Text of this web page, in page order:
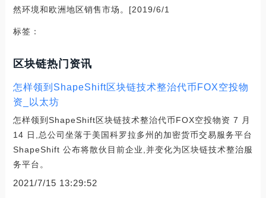
然环境和欧洲地区销售市场。[2019/6/1
标签：
区块链热门资讯
怎样领到ShapeShift区块链技术整治代币FOX空投物
资_以太坊
怎样领到ShapeShift区块链技术整治代币FOX空投物资 7 月
14 日,总公司坐落于美国科罗拉多州的加密货币交易服务平台
ShapeShift 公布将散伙目前企业,并变化为区块链技术整治服
务平台。
2021/7/15 13:29:52